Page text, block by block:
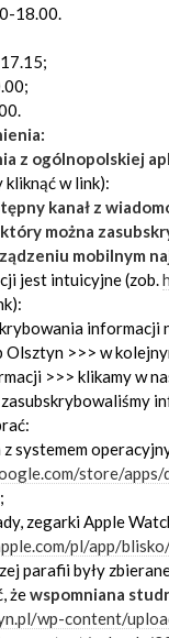
18.00.
z ogólnopolskiej
kliknąć w link):
kanał z
można
mobilnym
jest intuicyjne (zob.
informacji
Olsztyn >>> w
>>> klikamy w
zasubskrybowaliśmy
z systemem
store/apps/
zegarki Apple
pl/app/
parafii były
żewspomniana
wp-content/